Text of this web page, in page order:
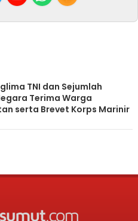
TNI dan Sejumlah
Terima Warga
serta Brevet Korps Marinir